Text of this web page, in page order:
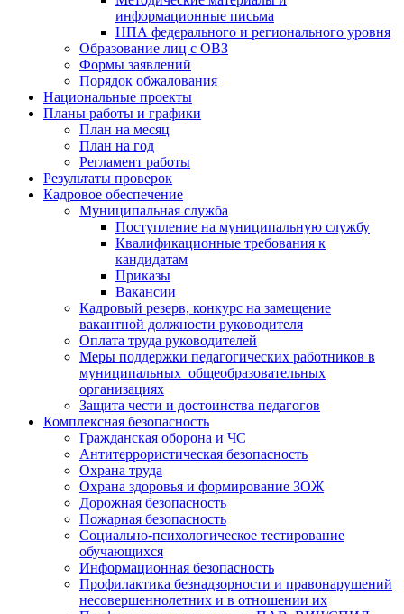
информационные письма
НПА федерального и регионального уровня
Образование лиц с ОВЗ
Формы заявлений
Порядок обжалования
Национальные проекты
Планы работы и графики
План на месяц
План на год
Регламент работы
Результаты проверок
Кадровое обеспечение
Муниципальная служба
Поступление на муниципальную службу
Квалификационные требования к
кандидатам
Приказы
Вакансии
Кадровый резерв, конкурс на замещение
вакантной должности руководителя
Оплата труда руководителей
Меры поддержки педагогических работников в
муниципальных общеобразовательных
организациях
Защита чести и достоинства педагогов
Комплексная безопасность
Гражданская оборона и ЧС
Антитеррористическая безопасность
Охрана труда
Охрана здоровья и формирование ЗОЖ
Дорожная безопасность
Пожарная безопасность
Социально-психологическое тестирование
обучающихся
Информационная безопасность
Профилактика безнадзорности и правонарушений
несовершеннолетних и в отношении их